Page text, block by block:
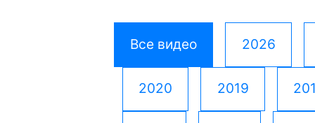
Все видео 2026
2020 2019